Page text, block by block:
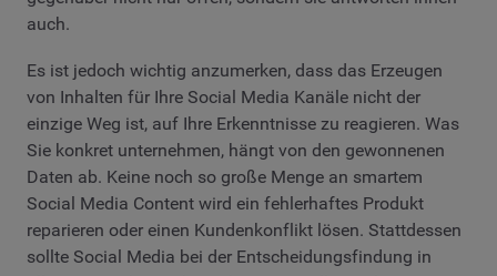
auch.
Es ist jedoch wichtig anzumerken, dass das Erzeugen
von Inhalten für Ihre Social Media Kanäle nicht der
einzige Weg ist, auf Ihre Erkenntnisse zu reagieren. Was
Sie konkret unternehmen, hängt von den gewonnenen
Daten ab. Keine noch so große Menge an smartem
Social Media Content wird ein fehlerhaftes Produkt
reparieren oder einen Kundenkonflikt lösen. Stattdessen
sollte Social Media bei der Entscheidungsfindung in